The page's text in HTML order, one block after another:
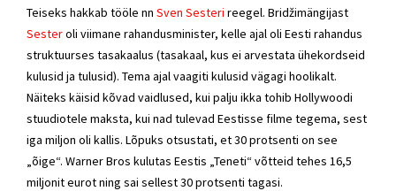
Teiseks hakkab tööle nn Sven Sesteri reegel. Bridžimängijast
Sesteroli viimane rahandusminister, kelle ajal oli Eesti rahandus
struktuurses tasakaalus (tasakaal, kus ei arvestata ühekordseid
kulusid ja tulusid). Tema ajal vaagiti kulusid vägagi hoolikalt.
Näiteks käisid kõvad vaidlused, kui palju ikka tohib Hollywoodi
stuudiotele maksta, kui nad tulevad Eestisse filme tegema, sest
iga miljon oli kallis. Lõpuks otsustati, et 30 protsenti on see
„õige“. Warner Bros kulutas Eestis „Teneti“ võtteid tehes 16,5
miljonit eurot ning sai sellest 30 protsenti tagasi.